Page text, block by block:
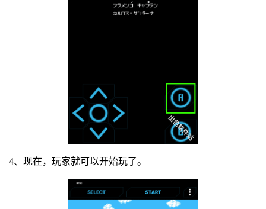
4、现在，玩家就可以开始玩了。